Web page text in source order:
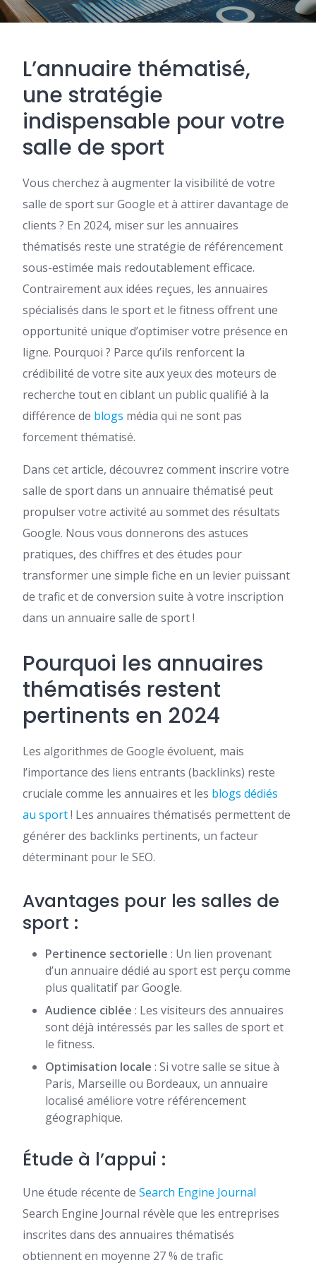
L’annuaire thématisé,
une stratégie
indispensable pour votre
salle de sport
Vous cherchez à augmenter la visibilité de votre
salle de sport sur Google et à attirer davantage de
clients ? En 2024, miser sur les annuaires
thématisés reste une stratégie de référencement
sous-estimée mais redoutablement efficace.
Contrairement aux idées reçues, les annuaires
spécialisés dans le sport et le fitness offrent une
opportunité unique d’optimiser votre présence en
ligne. Pourquoi ? Parce qu’ils renforcent la
crédibilité de votre site aux yeux des moteurs de
recherche tout en ciblant un public qualifié à la
différence de blogs média qui ne sont pas
forcement thématisé.
Dans cet article, découvrez comment inscrire votre
salle de sport dans un annuaire thématisé peut
propulser votre activité au sommet des résultats
Google. Nous vous donnerons des astuces
pratiques, des chiffres et des études pour
transformer une simple fiche en un levier puissant
de trafic et de conversion suite à votre inscription
dans un annuaire salle de sport​ !
Pourquoi les annuaires
thématisés restent
pertinents en 2024
Les algorithmes de Google évoluent, mais
l’importance des liens entrants (backlinks) reste
cruciale comme les annuaires et les blogs dédiés
au sport! Les annuaires thématisés permettent de
générer des backlinks pertinents, un facteur
déterminant pour le SEO.
Avantages pour les salles de
sport :
Pertinence sectorielle : Un lien provenant
d’un annuaire dédié au sport est perçu comme
plus qualitatif par Google.
Audience ciblée : Les visiteurs des annuaires
sont déjà intéressés par les salles de sport et
le fitness.
Optimisation locale : Si votre salle se situe à
Paris, Marseille ou Bordeaux, un annuaire
localisé améliore votre référencement
géographique.
Étude à l’appui :
Une étude récente de Search Engine Journal
Search Engine Journal révèle que les entreprises
inscrites dans des annuaires thématisés
obtiennent en moyenne 27 % de trafic